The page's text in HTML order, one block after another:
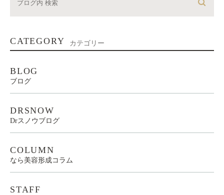
CATEGORY カテゴリー
BLOG
ブログ
DRSNOW
Drスノウブログ
COLUMN
なら美容形成コラム
STAFF